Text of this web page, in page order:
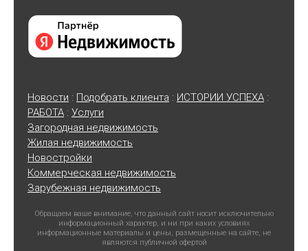
Новости : Подобрать клиента : ИСТОРИИ УСПЕХА :
РАБОТА : Услуги
Загородная недвижимость
Жилая недвижимость
Новостройки
Коммерческая недвижимость
Зарубежная недвижимость
Обращаем ваше внимание, что данный сайт носит исключительно
информационный характер, и ни при каких условиях
информационные материалы и цены, размещенные на сайте, не
являются публичной офертой